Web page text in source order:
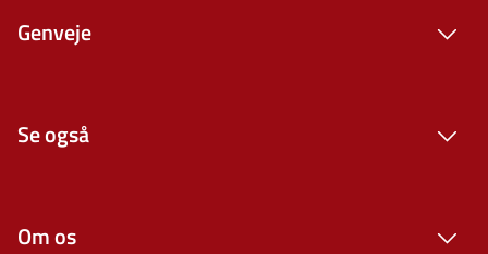
Genveje
Se også
Om os